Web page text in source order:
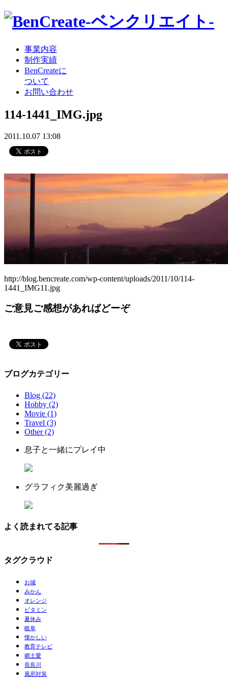
事業内容
制作実績
BenCreateに
ついて
お問い合わせ
114-1441_IMG.jpg
2011.10.07 13:08
http://blog.bencreate.com/wp-content/uploads/2011/10/114-
1441_IMG11.jpg
ご意見ご感想があればどーぞ
ブログカテゴリー
Blog (22)
Hobby (2)
Movie (1)
Travel (3)
Other (2)
息子と一緒にプレイ中
グラフィク美麗過ぎ
よく読まれてる記事
タグクラウド
お城
みかん
オレンジ
ビタミン
夏休み
岐阜
懐かしい
教育テレビ
郷土愛
長良川
風邪対策